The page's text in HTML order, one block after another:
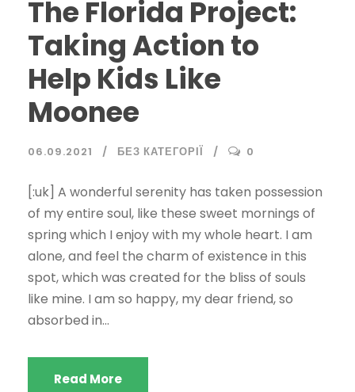
The Florida Project:
Taking Action to
Help Kids Like
Moonee
06.09.2021 БЕЗ КАТЕГОРІЇ 0
[:uk] A wonderful serenity has taken possession
of my entire soul, like these sweet mornings of
spring which I enjoy with my whole heart. I am
alone, and feel the charm of existence in this
spot, which was created for the bliss of souls
like mine. I am so happy, my dear friend, so
absorbed in...
Read More